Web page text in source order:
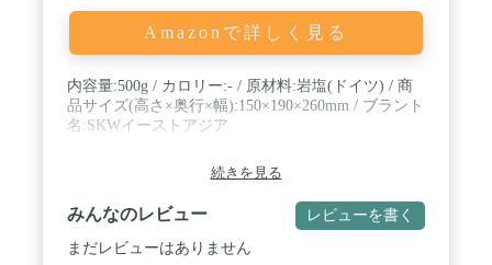
Amazonで詳しく見る
内容量:500g / カロリー:- / 原材料:岩塩(ドイツ) / 商
品サイズ(高さ×奥行×幅):150×190×260mm / ブラント
名:SKWイーストアジア
続きを見る
みんなのレビュー レビューを書く
まだレビューはありません